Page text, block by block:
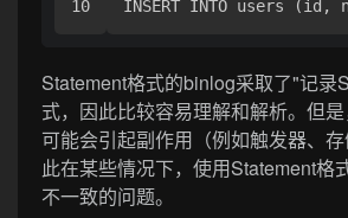
Statement格式的binlog采取了"记录
式，因此比较容易理解和解析。但
可能会引起副作用（例如触发器、
此在某些情况下，使用Statement格
不一致的问题。